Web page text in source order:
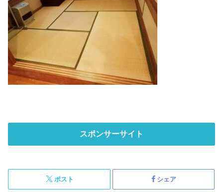
スポンサーサイト
ポスト シェア